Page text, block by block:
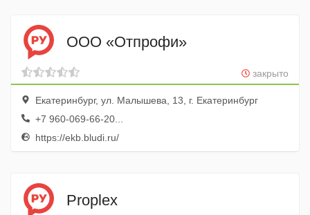
ООО «Отпрофи»
закрыто
Екатеринбург, ул. Малышева, 13, г. Екатеринбург
+7 960-069-66-20...
https://ekb.bludi.ru/
Proplex